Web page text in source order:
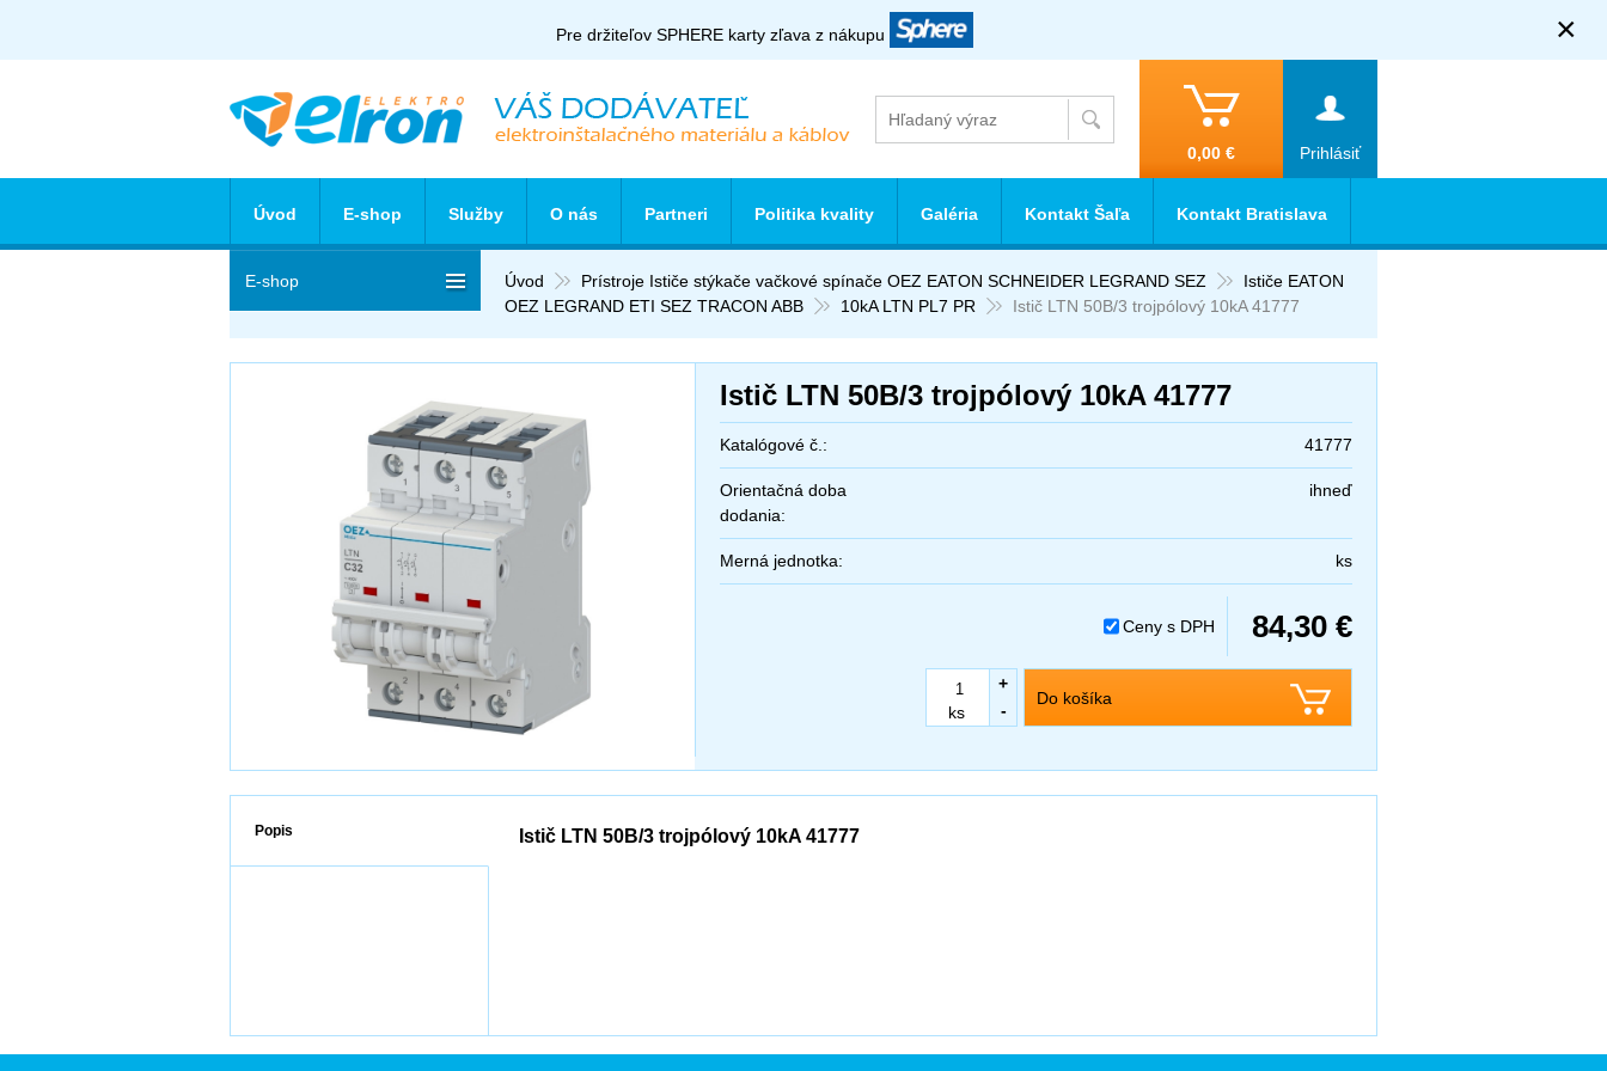
Pre držiteľov SPHERE karty zľava z nákupu ×
Prihlásiť
0,00 €
Úvod Prístroje Ističe stýkače vačkové spínače OEZ EATON SCHNEIDER LEGRAND SEZ
Ističe EATON
OEZ LEGRAND ETI SEZ TRACON ABB
10kA LTN PL7 PR Istič LTN 50B/3 trojpólový 10kA 41777
Istič LTN 50B/3 trojpólový 10kA 41777
Katalógové č.: 41777
Orientačná doba
dodania:
ihneď
Merná jednotka: ks
Ceny s DPH 84,30 €
Do košíka
-
ks
+
Popis Istič LTN 50B/3 trojpólový 10kA 41777
E-shop
Úvod E-shop Služby O nás Partneri Politika kvality Galéria Kontakt Šaľa Kontakt Bratislava